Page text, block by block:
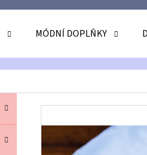
MÓDNÍ DOPLŇKY
CO